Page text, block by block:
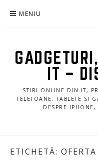
MENIU
IT –
STIRI ONLINE DIN IT,
TELEFOANE, TABLETE SI
DESPRE
ETICHETĂ: